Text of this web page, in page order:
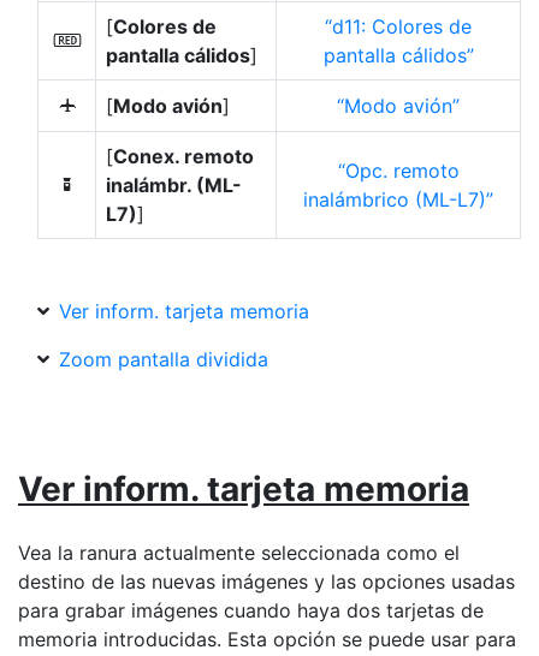
v
[Colores de
pantalla cálidos]
d11: Colores de
pantalla cálidos
u [Modo avión] Modo avión
W
[Conex. remoto
inalámbr. (ML-
L7)]
Opc. remoto
inalámbrico (ML-L7)
Ver inform. tarjeta memoria
Zoom pantalla dividida
Ver inform. tarjeta memoria
Vea la ranura actualmente seleccionada como el
destino de las nuevas imágenes y las opciones usadas
para grabar imágenes cuando haya dos tarjetas de
memoria introducidas. Esta opción se puede usar para